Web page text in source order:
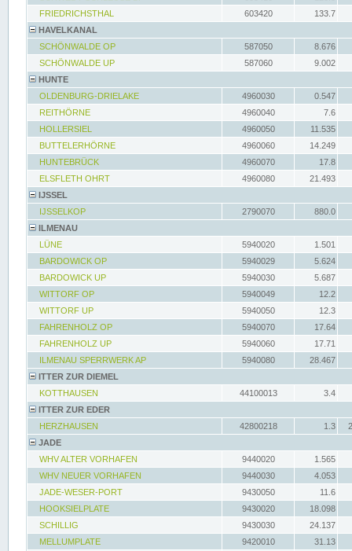
FRIEDRICHSTHAL
603420
133.7
HAVELKANAL
SCHÖNWALDE OP
587050
8.676
SCHÖNWALDE UP
587060
9.002
HUNTE
OLDENBURG-DRIELAKE
4960030
0.547
REITHÖRNE
4960040
7.6
HOLLERSIEL
4960050
11.535
BUTTELERHÖRNE
4960060
14.249
HUNTEBRÜCK
4960070
17.8
ELSFLETH OHRT
4960080
21.493
IJSSEL
IJSSELKOP
2790070
880.0
ILMENAU
LÜNE
5940020
1.501
BARDOWICK OP
5940029
5.624
BARDOWICK UP
5940030
5.687
WITTORF OP
5940049
12.2
WITTORF UP
5940050
12.3
FAHRENHOLZ OP
5940070
17.64
FAHRENHOLZ UP
5940060
17.71
ILMENAU SPERRWERK AP
5940080
28.467
ITTER ZUR DIEMEL
KOTTHAUSEN
44100013
3.4
ITTER ZUR EDER
HERZHAUSEN
42800218 1.3
JADE
WHV ALTER VORHAFEN
9440020
1.565
WHV NEUER VORHAFEN
9440030
4.053
JADE-WESER-PORT
9430050
11.6
HOOKSIELPLATE
9430020
18.098
SCHILLIG
9430030
24.137
MELLUMPLATE
9420010
31.13